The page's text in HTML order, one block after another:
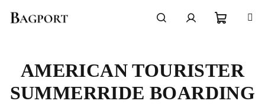
košík
AMERICAN TOURISTER
SUMMERRIDE BOARDING